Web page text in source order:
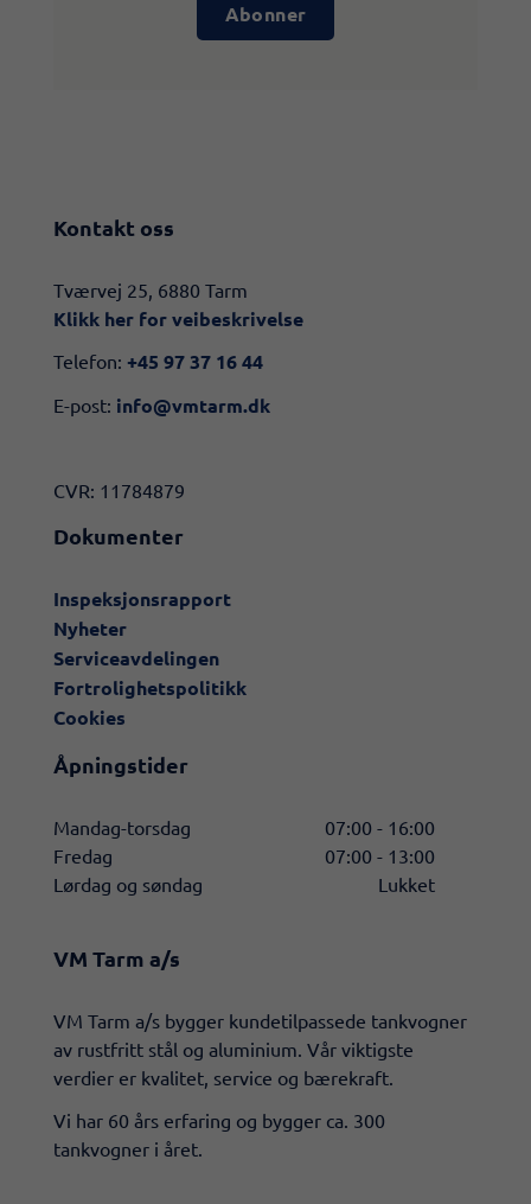
Abonner
Kontakt oss
​​Tværvej 25, 6880 Tarm
Klikk her for veibeskrivelse​
Telefon: +45 97 37 16 44
E-post: info@vmtarm.dk
CVR: 11784879
Dokumenter
Inspeksjonsrapport
Nyheter
Serviceavdelingen
Fortrolighetspolitikk
Cookies
Åpningstider
Mandag-torsdag
07:00 - 16:00
Fredag
07:00 - 13:00
Lørdag og søndag
Lukket
VM Tarm a/s
​VM Tarm a/s bygger kundetilpassede tankvogner
av rustfritt stål og aluminium. Vår viktigste
verdier er kvalitet, service og bærekraft.
Vi har 60 års erfaring og bygger ca. 300
tankvogner i året.